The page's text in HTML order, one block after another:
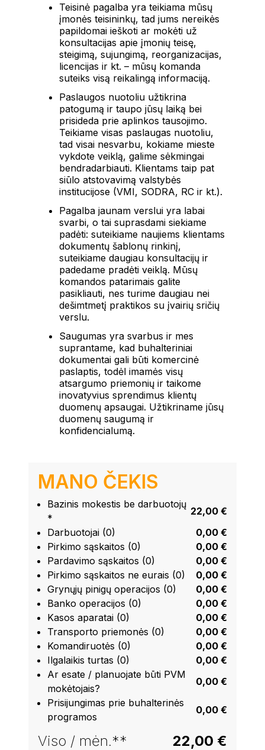
Teisinė pagalba yra teikiama mūsų
įmonės teisininkų, tad jums nereikės
papildomai ieškoti ar mokėti už
konsultacijas apie įmonių teisę,
steigimą, sujungimą, reorganizacijas,
licencijas ir kt. – mūsų komanda
suteiks visą reikalingą informaciją.
Paslaugos nuotoliu užtikrina
patogumą ir taupo jūsų laiką bei
prisideda prie aplinkos tausojimo.
Teikiame visas paslaugas nuotoliu,
tad visai nesvarbu, kokiame mieste
vykdote veiklą, galime sėkmingai
bendradarbiauti. Klientams taip pat
siūlo atstovavimą valstybės
institucijose (VMI, SODRA, RC ir kt.).
Pagalba jaunam verslui yra labai
svarbi, o tai suprasdami siekiame
padėti: suteikiame naujiems klientams
dokumentų šablonų rinkinį,
suteikiame daugiau konsultacijų ir
padedame pradėti veiklą. Mūsų
komandos patarimais galite
pasikliauti, nes turime daugiau nei
dešimtmetį praktikos su įvairių sričių
verslu.
Saugumas yra svarbus ir mes
suprantame, kad buhalteriniai
dokumentai gali būti komercinė
paslaptis, todėl imamės visų
atsargumo priemonių ir taikome
inovatyvius sprendimus klientų
duomenų apsaugai. Užtikriname jūsų
duomenų saugumą ir
konfidencialumą.
MANO ČEKIS
Bazinis mokestis be darbuotojų
*
22,00 €
Darbuotojai (0)
0,00 €
Pirkimo sąskaitos (0)
0,00 €
Pardavimo sąskaitos (0)
0,00 €
Pirkimo sąskaitos ne eurais (0)
0,00 €
Grynųjų pinigų operacijos (0)
0,00 €
Banko operacijos (0)
0,00 €
Kasos aparatai (0)
0,00 €
Transporto priemonės (0)
0,00 €
Komandiruotės (0)
0,00 €
Ilgalaikis turtas (0)
0,00 €
Ar esate / planuojate būti PVM
mokėtojais?
0,00 €
Prisijungimas prie buhalterinės
programos
0,00 €
Viso / mėn.** 22,00 €